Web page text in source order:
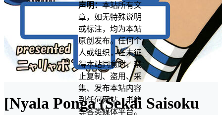
[Nyala Ponga (Sekai Saisoku
声明：本站所有文
章，如无特殊说明
或标注，均为本站
原创发布。任何个
人或组织，在未征
得本站同意时，禁
止复制、盗用、采
集、发布本站内容
到任何网站、书籍
等各类媒体平台。